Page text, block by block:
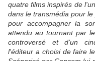
quatre films inspirés de
dans le transmédia pour
pour accompagner la
attendu au tournant par
controversé et d'un
l'éditeur a choisi de faire